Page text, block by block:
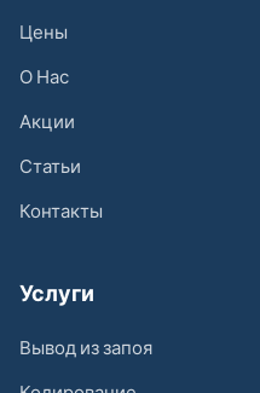
Цены
О Нас
Акции
Статьи
Контакты
Услуги
Вывод из запоя